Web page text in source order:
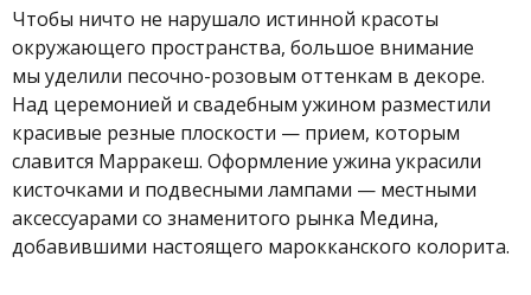
Чтобы ничто не нарушало истинной красоты
окружающего пространства, большое внимание
мы уделили песочно-розовым оттенкам в декоре.
Над церемонией и свадебным ужином разместили
красивые резные плоскости — прием, которым
славится Марракеш. Оформление ужина украсили
кисточками и подвесными лампами — местными
аксессуарами со знаменитого рынка Медина,
добавившими настоящего марокканского колорита.